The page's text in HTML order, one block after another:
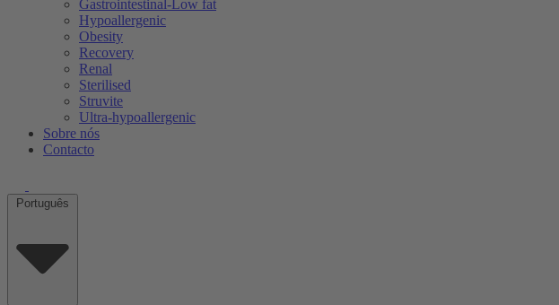
Gastrointestinal-Low fat
Hypoallergenic
Obesity
Recovery
Renal
Sterilised
Struvite
Ultra-hypoallergenic
Sobre nós
Contacto
Português